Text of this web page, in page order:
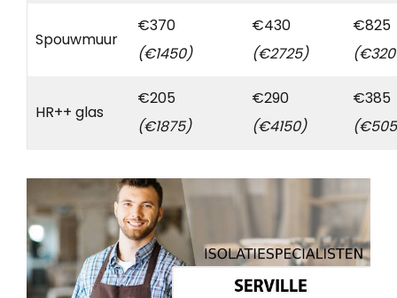
Spouwmuur
€370
(€1450)
€430
(€2725)
€825
HR++ glas
€205
(€1875)
€290
(€4150)
€385